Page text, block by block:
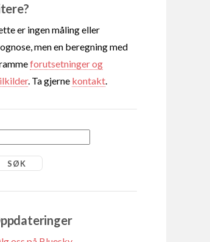
er ingen måling eller
men en beregning med
forutsetninger og
. Ta gjerne kontakt